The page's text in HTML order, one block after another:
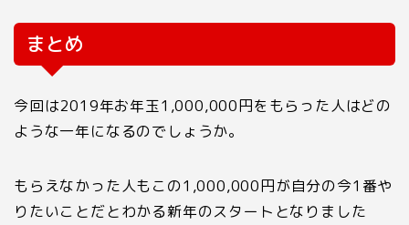
まとめ
今回は2019年お年玉1 ,000,000円をもらった人はどの
ような一年になるのでしょうか。
もらえなかった人もこの1 ,000,000円が自分の今1 番や
りたいことだとわかる新年のスタートとなりました